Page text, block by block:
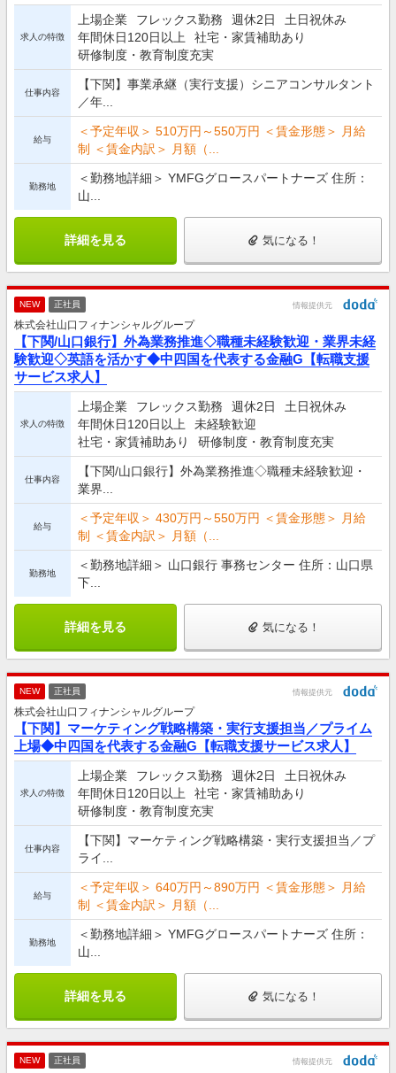
求人の特徴
上場企業 フレックス勤務 週休2日
土日祝休み
年間休日120日以上
社宅・家賃補助あり
研修制度・教育制度充実
仕事内容
【下関】事業承継（実行支援）シニアコンサルタント
／年...
給与
＜予定年収＞ 510万円～550万円 ＜賃金形態＞ 月給
制 ＜賃金内訳＞ 月額（...
勤務地
＜勤務地詳細＞ YMFGグロースパートナーズ 住所：
山...
詳細を見る 気になる！
NEW 正社員 情報提供元
株式会社山口フィナンシャルグループ
【下関/山口銀行】外為業務推進◇職種未経験歓迎・業界未経
験歓迎◇英語を活かす◆中四国を代表する金融G【転職支援
サービス求人】
求人の特徴
上場企業 フレックス勤務 週休2日
土日祝休み
年間休日120日以上
未経験歓迎
社宅・家賃補助あり
研修制度・教育制度充実
仕事内容
【下関/山口銀行】外為業務推進◇職種未経験歓迎・
業界...
給与
＜予定年収＞ 430万円～550万円 ＜賃金形態＞ 月給
制 ＜賃金内訳＞ 月額（...
勤務地
＜勤務地詳細＞ 山口銀行 事務センター 住所：山口県
下...
詳細を見る 気になる！
NEW 正社員 情報提供元
株式会社山口フィナンシャルグループ
【下関】マーケティング戦略構築・実行支援担当／プライム
上場◆中四国を代表する金融G【転職支援サービス求人】
求人の特徴
上場企業 フレックス勤務 週休2日
土日祝休み
年間休日120日以上
社宅・家賃補助あり
研修制度・教育制度充実
仕事内容
【下関】マーケティング戦略構築・実行支援担当／プ
ライ...
給与
＜予定年収＞ 640万円～890万円 ＜賃金形態＞ 月給
制 ＜賃金内訳＞ 月額（...
勤務地
＜勤務地詳細＞ YMFGグロースパートナーズ 住所：
山...
詳細を見る 気になる！
NEW 正社員 情報提供元